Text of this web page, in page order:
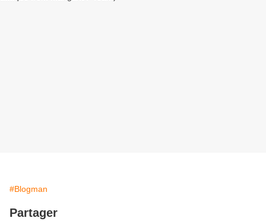
#Blogman
Partager